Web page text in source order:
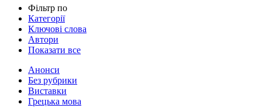
Фільтр по
Категорії
Ключові слова
Автори
Показати все
Анонси
Без рубрики
Виставки
Грецька мова